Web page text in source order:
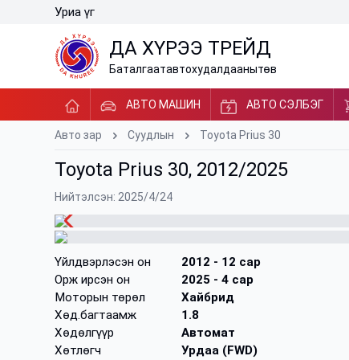
Уриа үг
ДА ХҮРЭЭ ТРЕЙД
Баталгаатавтохудалдаанытөв
АВТО МАШИН АВТО СЭЛБЭГ
Авто зар Суудлын Toyota Prius 30
Toyota Prius 30, 2012/2025
Нийтэлсэн: 2025/4/24
Үйлдвэрлэсэн он 2012 - 12 сар
Орж ирсэн он
2025 - 4 сар
Моторын төрөл
Хайбрид
Хөд.багтаамж
1.8
Хөдөлгүүр
Автомат
Хөтлөгч
Урдаа (FWD)